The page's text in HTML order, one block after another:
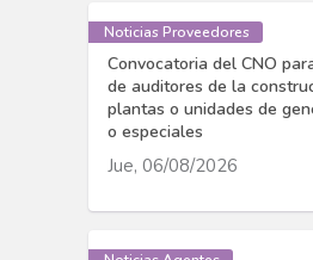
Noticias Proveedores
Convocatoria del CNO
de auditores de la
plantas o unidades de
o especiales
Jue, 06/08/2026